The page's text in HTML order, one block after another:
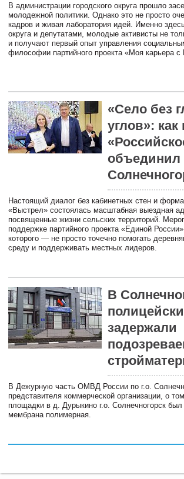
В администрации городского округа прошло
молодежной политики. Однако это не просто
кадров и живая лаборатория идей. Именно
округа и депутатами, молодые активисты не
и получают первый опыт управления
философии партийного проекта «Моя карьера с
«Село без
углов»: как
объединил
Настоящий диалог без кабинетных стен и
«Выстрел» состоялась масштабная выездная
посвященные жизни сельских территорий.
поддержке партийного проекта «Единой
которого — не просто точечно помогать
среду и поддерживать местных лидеров.
В
задержали
В Дежурную часть ОМВД России по г.о.
представителя коммерческой организации, о
площадки в д. Дурыкино г.о. Солнечногорск
мембрана полимерная.